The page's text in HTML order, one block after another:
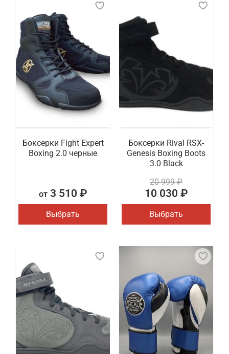
Боксерки Fight Expert
Boxing 2.0 черные
от3 510 ₽
Выбрать
Боксерки Rival RSX-
Genesis Boxing Boots
3.0 Black
20 999 ₽
10 030 ₽
Выбрать